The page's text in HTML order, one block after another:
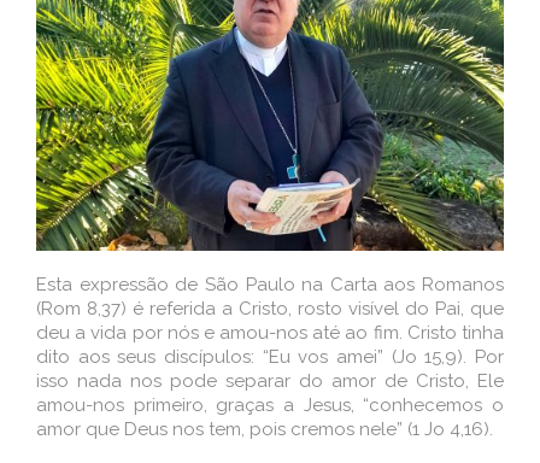
Esta expressão de São Paulo na Carta aos Romanos
(Rom 8,37) é referida a Cristo, rosto visível do Pai, que
deu a vida por nós e amou-nos até ao fim. Cristo tinha
dito aos seus discípulos: “Eu vos amei” (Jo 15,9). Por
isso nada nos pode separar do amor de Cristo, Ele
amou-nos primeiro, graças a Jesus, “conhecemos o
amor que Deus nos tem, pois cremos nele” (1 Jo 4,16).